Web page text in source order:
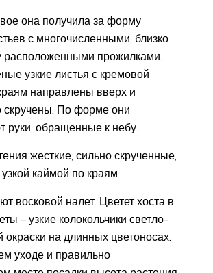
она получила за форму
с многочисленными, близко
расположенными прожилками.
узкие листья с кремовой
направлены вверх и
скручены. По форме они
руки, обращенные к небу.
жесткие, сильно скрученные,
каймой по краям
восковой налет. Цветет хоста в
– узкие колокольчики светло-
окраски на длинных цветоносах.
уходе и правильно